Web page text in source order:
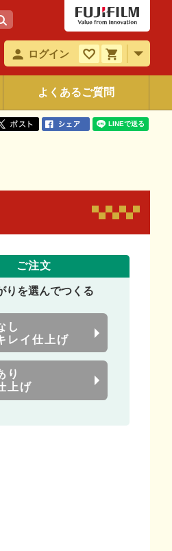
ログイン
よくあるご質問
ご注文
りを選んでつくる
し
レイ仕上げ
り
上げ